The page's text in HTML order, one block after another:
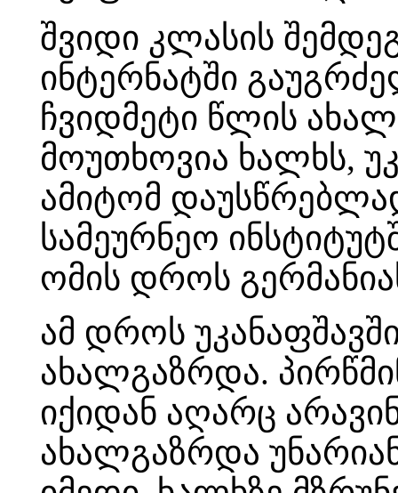
შვიდი კლასის
ინტერნატში
ჩვიდმეტი წლის
მოუთხოვია ხალხს,
ამიტომ
სამეურნეო
ომის დროს
ამ დროს
ახალგაზრდა.
იქიდან აღარც
ახალგაზრდა